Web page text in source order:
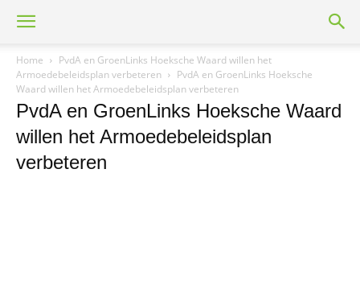
Home
PvdA en GroenLinks Hoeksche Waard willen het
Armoedebeleidsplan verbeteren
PvdA en GroenLinks Hoeksche
Waard willen het Armoedebeleidsplan verbeteren
PvdA en GroenLinks Hoeksche Waard
willen het Armoedebeleidsplan
verbeteren